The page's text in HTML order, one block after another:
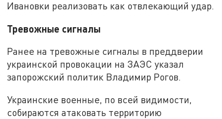
Ивановки реализовать как отвлекающий удар.
Тревожные сигналы
Ранее на тревожные сигналы в преддверии
украинской провокации на ЗАЭС указал
запорожский политик Владимир Рогов.
Украинские военные, по всей видимости,
собираются атаковать территорию